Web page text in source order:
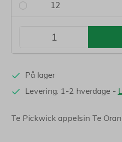
12
På lager
Levering: 1-2 hverdage -
Te Pickwick appelsin Te